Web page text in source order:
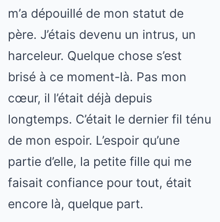
m’a dépouillé de mon statut de
père. J’étais devenu un intrus, un
harceleur. Quelque chose s’est
brisé à ce moment-là. Pas mon
cœur, il l’était déjà depuis
longtemps. C’était le dernier fil ténu
de mon espoir. L’espoir qu’une
partie d’elle, la petite fille qui me
faisait confiance pour tout, était
encore là, quelque part.